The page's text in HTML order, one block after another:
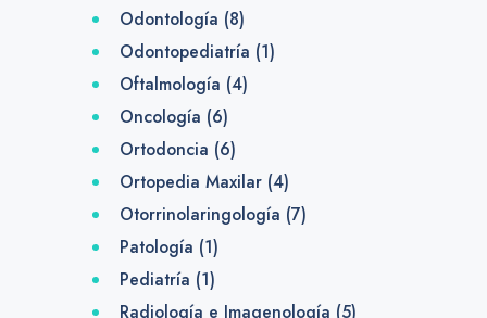
Odontología (8)
Odontopediatría (1)
Oftalmología (4)
Oncología (6)
Ortodoncia (6)
Ortopedia Maxilar(4)
Otorrinolaringología (7)
Patología (1)
Pediatría (1)
Radiología e Imagenología (5)